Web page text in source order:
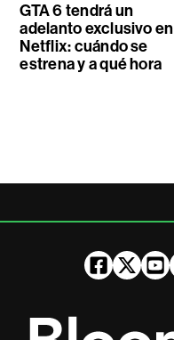
GTA 6 tendrá un
adelanto exclusivo en
Netflix: cuándo se
estrena y a qué hora